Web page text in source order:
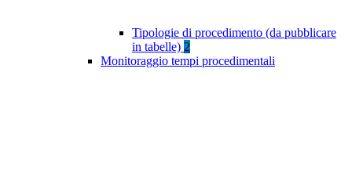
Tipologie di procedimento (da pubblicare
in tabelle) 2
Monitoraggio tempi procedimentali